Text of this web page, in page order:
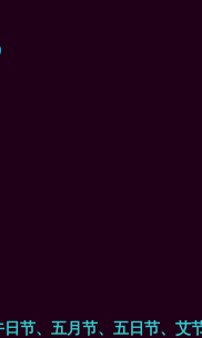
节、五月节、五日节、艾